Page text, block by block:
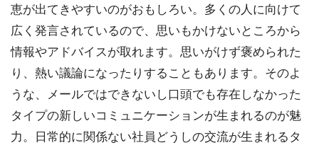
恵が出てきやすいのがおもしろい。多くの人に向けて
広く発言されているので、思いもかけないところから
情報やアドバイスが取れます。思いがけず褒められた
り、熱い議論になったりすることもあります。そのよ
うな、メールではできないし口頭でも存在しなかった
タイプの新しいコミュニケーションが生まれるのが魅
力。日常的に関係ない社員どうしの交流が生まれるタ